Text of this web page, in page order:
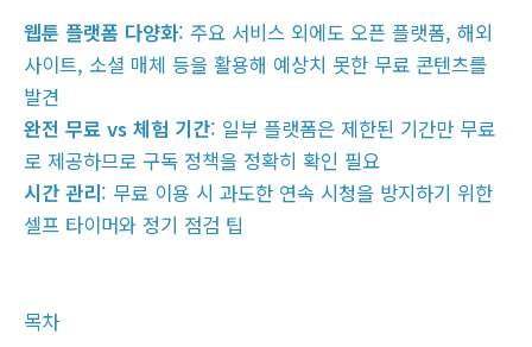
웹툰 플랫폼 다양화: 주요 서비스 외에도 오픈 플랫폼, 해외
사이트, 소셜 매체 등을 활용해 예상치 못한 무료 콘텐츠를
발견
완전 무료 vs 체험 기간: 일부 플랫폼은 제한된 기간만 무료
로 제공하므로 구독 정책을 정확히 확인 필요
시간 관리: 무료 이용 시 과도한 연속 시청을 방지하기 위한
셀프 타이머와 정기 점검 팁
목차